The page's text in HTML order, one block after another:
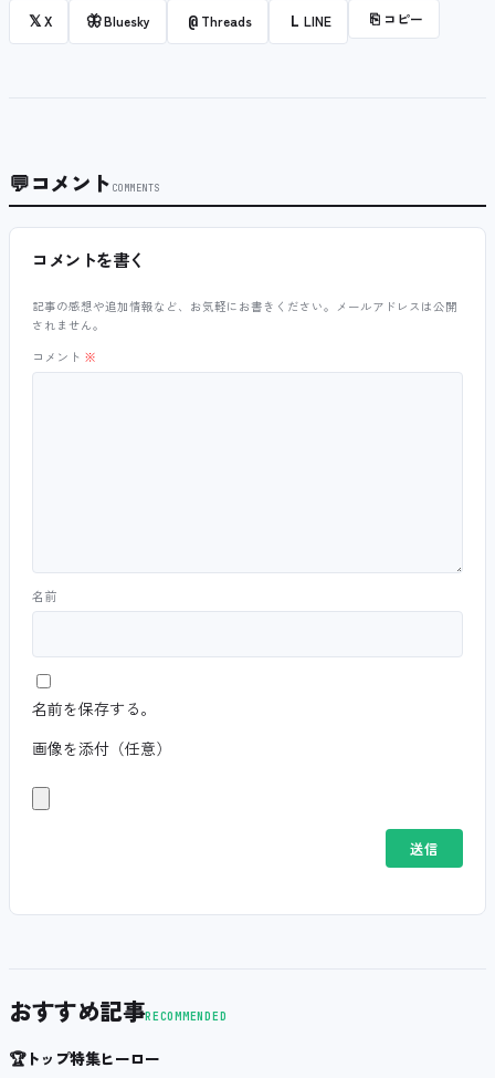
𝕏X 🦋Bluesky @ Threads L LINE ⎘ コピー
💬コメント COMMENTS
コメントを書く
記事の感想や追加情報など、お気軽にお書きください。メールアドレスは公開
されません。
コメント ※
名前
名前を保存する。
画像を添付（任意）
おすすめ記事RECOMMENDED
🏆トップ特集ヒーロー